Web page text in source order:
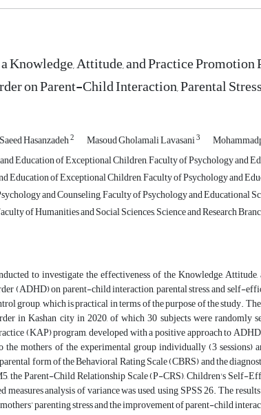
Knowledge, Attitude, and Practice
on Parent-Child Interaction, Parental
Saeed Hasanzadeh2 Masoud Gholamali Lavasani3
Education of Exceptional Children, Faculty of Psychology and
Education of Exceptional Children, Faculty of Psychology and
and Counseling, Faculty of Psychology and Educational
of Humanities and Social Sciences, Science and Research
to investigate the effectiveness of the Knowledge,
(ADHD) on parent-child interaction, parental stress, and self-
group, which is practical in terms of the purpose of the study.
in Kashan city in 2020, of which 30 subjects were randomly
(KAP) program, developed with a positive approach to
the mothers of the experimental group individually (3
form of the Behavioral Rating Scale (CBRS) and the
the Parent-Child Relationship Scale (P-CRS), Children's Self-
measures analysis of variance was used, using SPSS 26. The
parenting stress and the improvement of parent-child